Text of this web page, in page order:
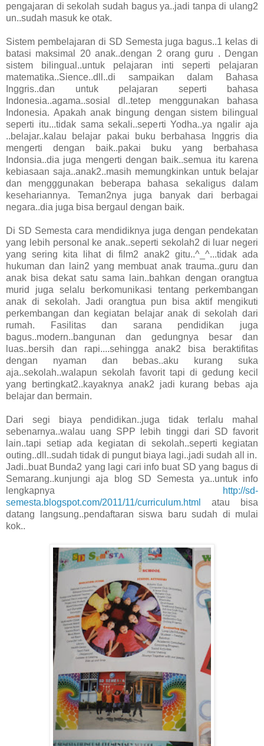
pengajaran di sekolah sudah bagus ya..jadi tanpa di ulang2
un..sudah masuk ke otak.
Sistem pembelajaran di SD Semesta juga bagus..1 kelas di
batasi maksimal 20 anak..dengan 2 orang guru . Dengan
sistem bilingual..untuk pelajaran inti seperti pelajaran
matematika..Sience..dll..di sampaikan dalam Bahasa
Inggris..dan untuk pelajaran seperti bahasa
Indonesia..agama..sosial dl..tetep menggunakan bahasa
Indonesia. Apakah anak bingung dengan sistem bilingual
seperti itu...tidak sama sekali..seperti Yodha..ya ngalir aja
..belajar..kalau belajar pakai buku berbahasa Inggris dia
mengerti dengan baik..pakai buku yang berbahasa
Indonsia..dia juga mengerti dengan baik..semua itu karena
kebiasaan saja..anak2..masih memungkinkan untuk belajar
dan mengggunakan beberapa bahasa sekaligus dalam
kesehariannya. Teman2nya juga banyak dari berbagai
negara..dia juga bisa bergaul dengan baik.
Di SD Semesta cara mendidiknya juga dengan pendekatan
yang lebih personal ke anak..seperti sekolah2 di luar negeri
yang sering kita lihat di film2 anak2 gitu..^_^...tidak ada
hukuman dan lain2 yang membuat anak trauma..guru dan
anak bisa dekat satu sama lain..bahkan dengan orangtua
murid juga selalu berkomunikasi tentang perkembangan
anak di sekolah. Jadi orangtua pun bisa aktif mengikuti
perkembangan dan kegiatan belajar anak di sekolah dari
rumah. Fasilitas dan sarana pendidikan juga
bagus..modern..bangunan dan gedungnya besar dan
luas..bersih dan rapi....sehingga anak2 bisa beraktifitas
dengan nyaman dan bebas..aku kurang suka
aja..sekolah..walapun sekolah favorit tapi di gedung kecil
yang bertingkat2..kayaknya anak2 jadi kurang bebas aja
belajar dan bermain.
Dari segi biaya pendidikan..juga tidak terlalu mahal
sebenarnya..walau uang SPP lebih tinggi dari SD favorit
lain..tapi setiap ada kegiatan di sekolah..seperti kegiatan
outing..dll..sudah tidak di pungut biaya lagi..jadi sudah all in.
Jadi..buat Bunda2 yang lagi cari info buat SD yang bagus di
Semarang..kunjungi aja blog SD Semesta ya..untuk info
lengkapnya
http://sd-
semesta.blogspot.com/2011/11/curriculum.html
atau bisa
datang langsung..pendaftaran siswa baru sudah di mulai
kok..